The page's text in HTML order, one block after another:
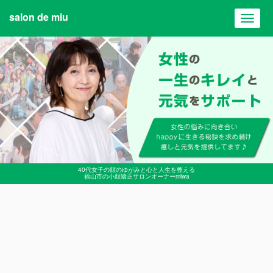
40代女子の顔のゆがみと心と人生を整える
福山市の小顔矯正サロンオーナーmiwa
salon de miu